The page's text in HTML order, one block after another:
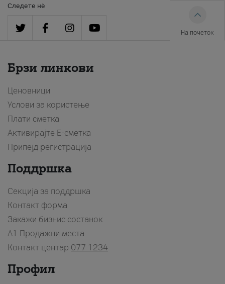
Следете нè
На почеток
Брзи линкови
Ценовници
Услови за користење
Плати сметка
Активирајте Е-сметка
Припејд регистрација
Поддршка
Секција за поддршка
Контакт форма
Закажи бизнис состанок
A1 Продажни места
Контакт центар 077 1234
Профил